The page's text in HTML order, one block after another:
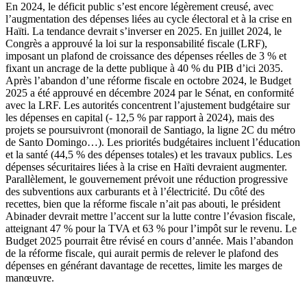
En 2024, le déficit public s’est encore légèrement creusé, avec
l’augmentation des dépenses liées au cycle électoral et à la crise en
Haïti. La tendance devrait s’inverser en 2025. En juillet 2024, le
Congrès a approuvé la loi sur la responsabilité fiscale (LRF),
imposant un plafond de croissance des dépenses réelles de 3 % et
fixant un ancrage de la dette publique à 40 % du PIB d’ici 2035.
Après l’abandon d’une réforme fiscale en octobre 2024, le Budget
2025 a été approuvé en décembre 2024 par le Sénat, en conformité
avec la LRF. Les autorités concentrent l’ajustement budgétaire sur
les dépenses en capital (- 12,5 % par rapport à 2024), mais des
projets se poursuivront (monorail de Santiago, la ligne 2C du métro
de Santo Domingo…). Les priorités budgétaires incluent l’éducation
et la santé (44,5 % des dépenses totales) et les travaux publics. Les
dépenses sécuritaires liées à la crise en Haïti devraient augmenter.
Parallèlement, le gouvernement prévoit une réduction progressive
des subventions aux carburants et à l’électricité. Du côté des
recettes, bien que la réforme fiscale n’ait pas abouti, le président
Abinader devrait mettre l’accent sur la lutte contre l’évasion fiscale,
atteignant 47 % pour la TVA et 63 % pour l’impôt sur le revenu. Le
Budget 2025 pourrait être révisé en cours d’année. Mais l’abandon
de la réforme fiscale, qui aurait permis de relever le plafond des
dépenses en générant davantage de recettes, limite les marges de
manœuvre.